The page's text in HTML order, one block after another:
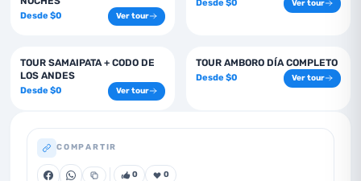
Desde $0 Ver tour
Desde $0 Ver tour
2 días
TOUR SAMAIPATA + CODO DE
LOS ANDES
Desde $0 Ver tour
1 días
TOUR AMBORO DÍA COMPLETO
Desde $0 Ver tour
COMPARTIR
0 0